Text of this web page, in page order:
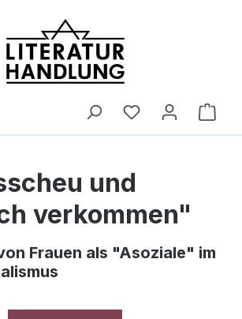
und
verkommen"
Frauen als "Asoziale" im